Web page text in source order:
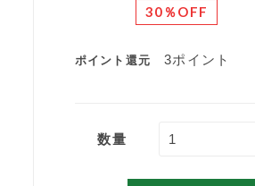
30％OFF
ポイント還元 3ポイント
数量